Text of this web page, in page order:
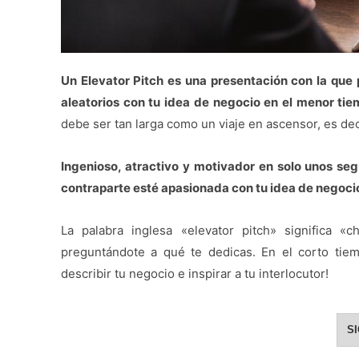
Un Elevator Pitch es una presentación con la
aleatorios con tu idea de negocio en el menor
debe ser tan larga como un viaje en ascensor, es
Ingenioso, atractivo y motivador en solo unos
contraparte esté apasionada con tu idea de
La palabra inglesa «elevator pitch» significa
preguntándote a qué te dedicas. En el corto
describir tu negocio e inspirar a tu interlocutor!